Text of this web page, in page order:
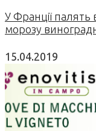
У Франції палять
морозу
15.04.2019